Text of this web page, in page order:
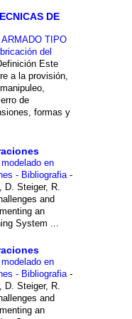
DE
ARMADO TIPO
del
Este
a la provisión,
de
formas y
en
- Bibliografia -
Steiger, R.
and
an
System ...
en
- Bibliografia -
Steiger, R.
and
an